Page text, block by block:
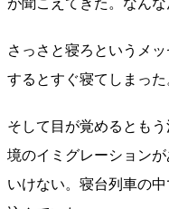
が聞こえてきた。なんな
さっさと寝ろというメ
するとすぐ寝てしまった
そして目が覚めるとも
境のイミグレーション
いけない。寝台列車の